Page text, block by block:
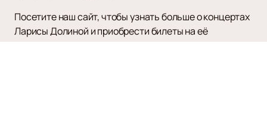
Посетите наш сайт, чтобы узнать больше о концертах
Ларисы Долиной и приобрести билеты на её